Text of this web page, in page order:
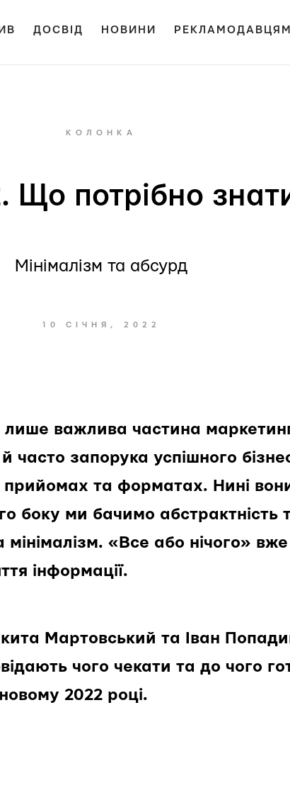
ДОСВІД НОВИНИ РЕКЛАМОДАВЦЯМ
КОЛОНКА
Що потрібно
Мінімалізм та абсурд
10 СІЧНЯ, 2022
лише важлива частина
часто запорука успішного
та форматах. Нині
боку ми бачимо абстрактність
мінімалізм. «Все або нічого»
інформації.
Мартовський та Іван
чого чекати та до чого
2022 році.